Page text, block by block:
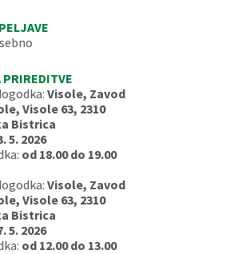
Visole, Zavod
Visole 63, 2310
Bistrica
5. 2026
od 18.00 do 19.00
Visole, Zavod
Visole 63, 2310
Bistrica
5. 2026
od 12.00 do 13.00